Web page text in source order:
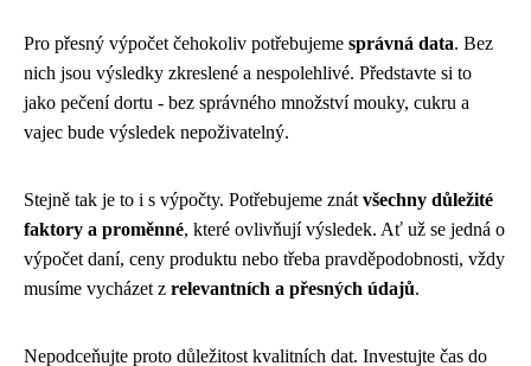
Pro přesný výpočet čehokoliv potřebujeme správná data. Bez
nich jsou výsledky zkreslené a nespolehlivé. Představte si to
jako pečení dortu - bez správného množství mouky, cukru a
vajec bude výsledek nepoživatelný.
Stejně tak je to i s výpočty. Potřebujeme znát všechny důležité
faktory a proměnné, které ovlivňují výsledek. Ať už se jedná o
výpočet daní, ceny produktu nebo třeba pravděpodobnosti, vždy
musíme vycházet z relevantních a přesných údajů.
Nepodceňujte proto důležitost kvalitních dat. Investujte čas do